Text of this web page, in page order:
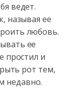
ведет.
называя ее
любовь.
ее
простил и
рот тем,
недавно.